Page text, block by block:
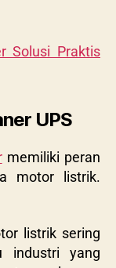
Solusi Praktis
UPS
memiliki peran
motor listrik.
listrik sering
industri yang